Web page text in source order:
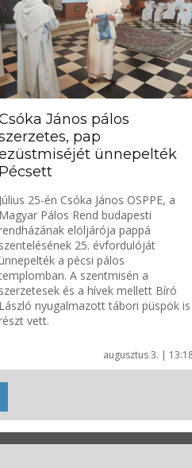
augusztus 3. |
János pálos
pap
ünnepelték
Pécsett
Július 25-én Csóka János OSPPE, a
Magyar Pálos Rend budapesti
elöljárója pappá
szentelésének 25. évfordulóját
a pécsi pálos
A szentmisén a
szerzetesek és a hívek mellett Bíró
László nyugalmazott tábori püspök is
vett.